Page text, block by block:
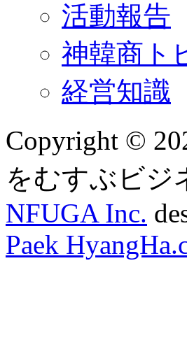
活動報告
神韓商ト
経営知識
Copyright ©
をむすぶビジ
NFUGA Inc.
Paek